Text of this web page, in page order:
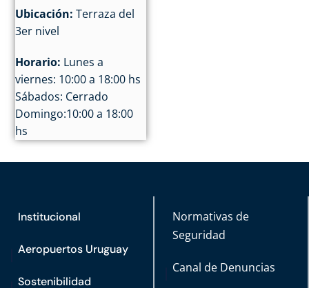
Ubicación: Terraza del
3er nivel
Horario: Lunes a
viernes: 10:00 a 18:00 hs
Sábados: Cerrado
Domingo:10:00 a 18:00
hs
Institucional
Aeropuertos Uruguay
Sostenibilidad
Normativas de
Seguridad
Canal de Denuncias